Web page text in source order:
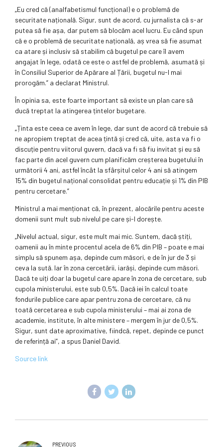
„Eu cred că (analfabetismul funcțional) e o problemă de
securitate națională. Sigur, sunt de acord, cu jurnalista că s-ar
putea să fie așa, dar putem să blocăm acel lucru. Eu când spun
că e o problemă de securitate națională, aș vrea să fie asumat
ca atare și inclusiv să stabilim că bugetul pe care îl avem
angajat în lege, odată ce este o astfel de problemă, asumată și
în Consiliul Superior de Apărare al Țării, bugetul nu-l mai
prorogăm.” a declarat Ministrul.
În opinia sa, este foarte important să existe un plan care să
ducă treptat la atingerea țintelor bugetare.
„Ținta este ceea ce avem în lege, dar sunt de acord că trebuie să
ne apropiem treptat de acea țintă și cred că, uite, asta va fi o
discuție pentru viitorul guvern, dacă va fi să fiu invitat și eu să
fac parte din acel guvern cum planificăm creșterea bugetului în
următorii 4 ani, astfel încât la sfârșitul celor 4 ani să atingem
15% din bugetul național consolidat pentru educație și 1% din PIB
pentru cercetare.”
Ministrul a mai menționat că, în prezent, alocările pentru aceste
domenii sunt mult sub nivelul pe care și-l dorește.
„Nivelul actual, sigur, este mult mai mic. Suntem, dacă știți,
oamenii au în minte procentul acela de 6% din PIB – poate e mai
simplu să spunem așa, depinde cum măsori, e de în jur de 3 și
ceva la sută. Iar în zona cercetării, iarăși, depinde cum măsori.
Dacă te uiți doar la bugetul care apare în zona de cercetare, sub
cupola ministerului, este sub 0,5%. Dacă iei în calcul toate
fondurile publice care apar pentru zona de cercetare, că nu
toată cercetarea e sub cupola ministerului – mai ai zona de
academie, institute, în alte ministere – mergem în jur de 0,5%.
Sigur, sunt date aproximative, fiindcă, repet, depinde ce punct
de referință ai”, a spus Daniel David.
Source link
PREVIOUS